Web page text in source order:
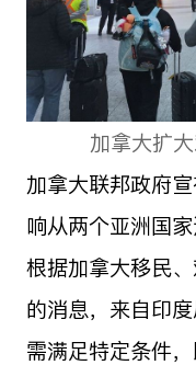
加拿大扩
加拿大联邦政府
响从两个亚洲国家
根据加拿大移民、
的消息，来自印
需满足特定条件，